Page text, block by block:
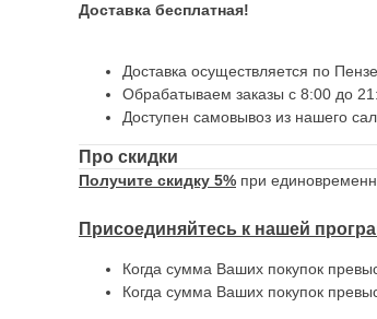
Доставка бесплатная!
Доставка осуществляется по
Обрабатываем заказы с 8:00 до
Доступен самовывоз из нашего
Про скидки
Получите скидку 5% при
Присоединяйтесь к нашей
Когда сумма Ваших покупок
Когда сумма Ваших покупок